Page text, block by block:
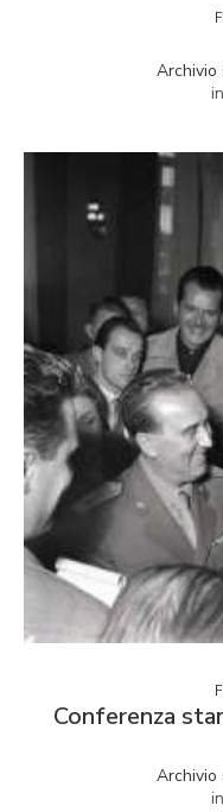
Archivio
Conferenza
Archivio